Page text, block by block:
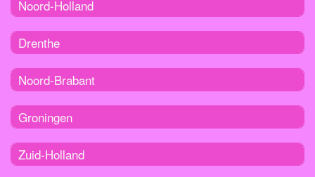
Noord-Holland
Drenthe
Noord-Brabant
Groningen
Zuid-Holland